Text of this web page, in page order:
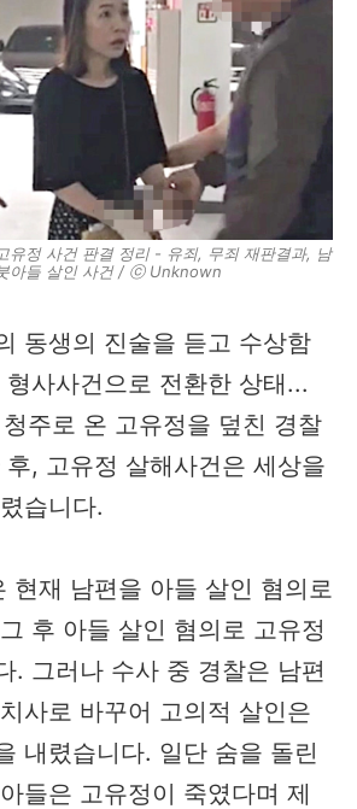
유정 사건 판결 정리 - 유죄, 무죄 재판결과, 남
아들 살인 사건 / ⓒ Unknown
동생의 진술을 듣고 수상함
사사건으로 전환한 상태...
주로 온 고유정을 덮친 경찰
, 고유정 살해사건은 세상을
습니다.
현재 남편을 아들 살인 혐의로
후 아들 살인 혐의로 고유정
. 그러나 수사 중 경찰은 남편
사로 바꾸어 고의적 살인은
내렸습니다. 일단 숨을 돌린
들은 고유정이 죽였다며 제